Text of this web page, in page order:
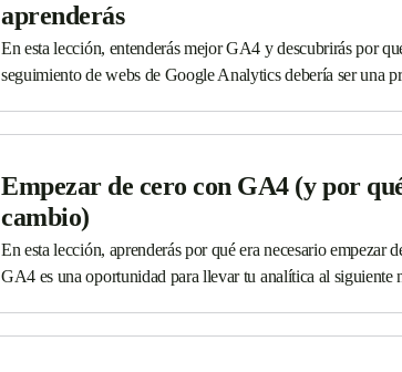
aprenderás
En esta lección, entenderás mejor GA4 y descubrirás por
seguimiento de webs de Google Analytics debería ser una
Empezar de cero con GA4 (y por
cambio)
En esta lección, aprenderás por qué era necesario
GA4 es una oportunidad para llevar tu analítica al siguiente